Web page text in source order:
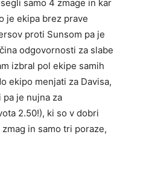
samo 4 zmage in kar
je ekipa brez prave
proti Sunsom pa je
odgovornosti za slabe
izbral pol ekipe samih
ekipo menjati za Davisa,
je nujna za
2.50!), ki so v dobri
in samo tri poraze,